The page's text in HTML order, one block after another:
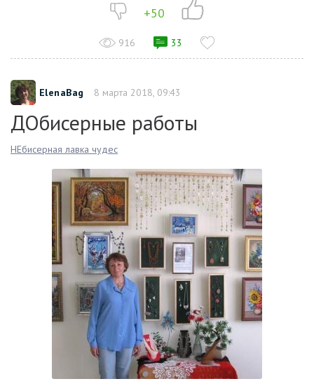
+50
916 33
ElenaBag 8 марта 2018, 09:43
ДОбисерные работы
НЕбисерная лавка чудес